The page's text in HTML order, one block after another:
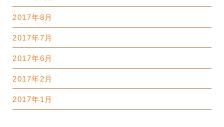
2017年8月
2017年7月
2017年6月
2017年2月
2017年1月